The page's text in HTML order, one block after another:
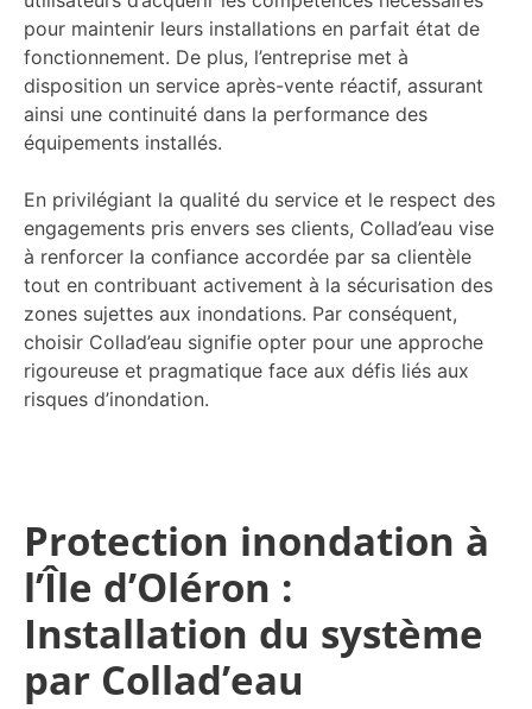
pour maintenir leurs installations en parfait état de
fonctionnement. De plus, l’entreprise met à
disposition un service après-vente réactif, assurant
ainsi une continuité dans la performance des
équipements installés.
En privilégiant la qualité du service et le respect des
engagements pris envers ses clients, Collad’eau vise
à renforcer la confiance accordée par sa clientèle
tout en contribuant activement à la sécurisation des
zones sujettes aux inondations. Par conséquent,
choisir Collad’eau signifie opter pour une approche
rigoureuse et pragmatique face aux défis liés aux
risques d’inondation.
Protection inondation à
l’Île d’Oléron :
Installation du système
par Collad’eau